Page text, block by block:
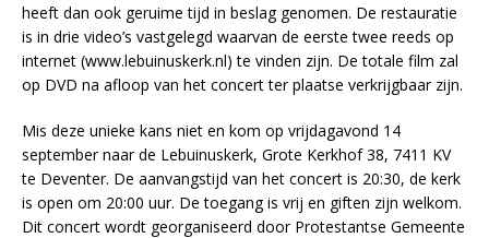
heeft dan ook geruime tijd in beslag genomen. De restauratie
is in drie video’s vastgelegd waarvan de eerste twee reeds op
internet (www.lebuinuskerk.nl) te vinden zijn. De totale film zal
op DVD na afloop van het concert ter plaatse verkrijgbaar zijn.
Mis deze unieke kans niet en kom op vrijdagavond 14
september naar de Lebuinuskerk, Grote Kerkhof 38, 7411 KV
te Deventer. De aanvangstijd van het concert is 20:30, de kerk
is open om 20:00 uur. De toegang is vrij en giften zijn welkom.
Dit concert wordt georganiseerd door Protestantse Gemeente